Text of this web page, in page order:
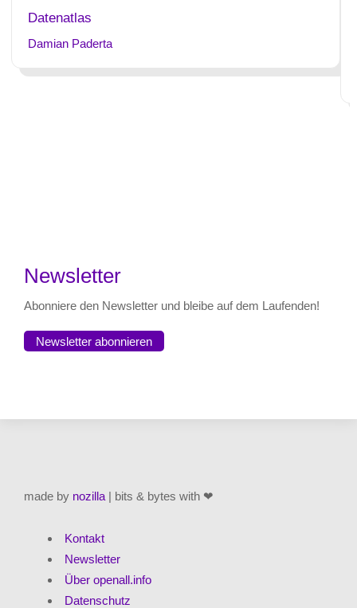
Datenatlas
Damian Paderta
Newsletter
Abonniere den Newsletter und bleibe auf dem Laufenden!
Newsletter abonnieren
made by nozilla | bits & bytes with ❤
Kontakt
Newsletter
Über openall.info
Datenschutz